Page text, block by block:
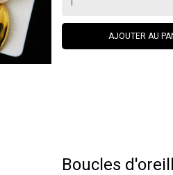
AJOUTER AU
Boucles